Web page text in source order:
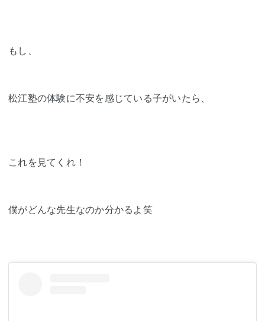
もし、
松江塾の体験に不安を感じている子がいたら、
これを見てくれ！
僕がどんな先生なのか分かるよ笑